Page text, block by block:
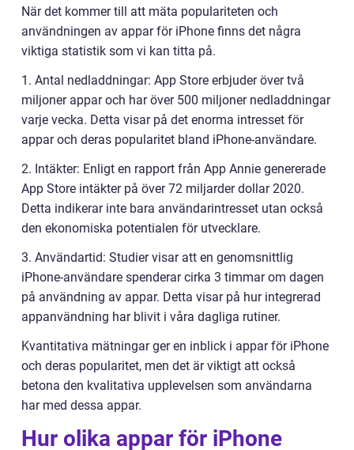
När det kommer till att mäta populariteten och
användningen av appar för iPhone finns det några
viktiga statistik som vi kan titta på.
1. Antal nedladdningar: App Store erbjuder över två
miljoner appar och har över 500 miljoner nedladdningar
varje vecka. Detta visar på det enorma intresset för
appar och deras popularitet bland iPhone-användare.
2. Intäkter: Enligt en rapport från App Annie genererade
App Store intäkter på över 72 miljarder dollar 2020.
Detta indikerar inte bara användarintresset utan också
den ekonomiska potentialen för utvecklare.
3. Användartid: Studier visar att en genomsnittlig
iPhone-användare spenderar cirka 3 timmar om dagen
på användning av appar. Detta visar på hur integrerad
appanvändning har blivit i våra dagliga rutiner.
Kvantitativa mätningar ger en inblick i appar för iPhone
och deras popularitet, men det är viktigt att också
betona den kvalitativa upplevelsen som användarna
har med dessa appar.
Hur olika appar för iPhone